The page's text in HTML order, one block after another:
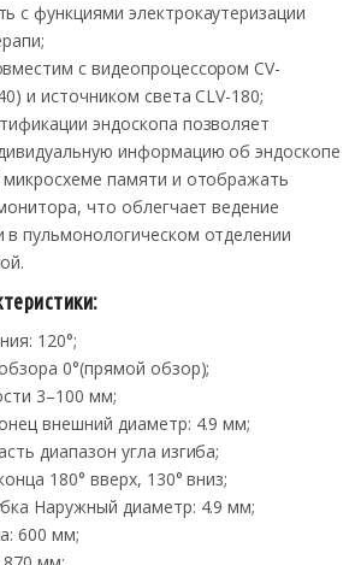
с функциями электрокаутеризации
с видеопроцессором CV-
и источником света CLV-180;
эндоскопа позволяет
информацию об эндоскопе
микросхеме памяти и отображать
что облегчает ведение
в пульмонологическом отделении
120°;
0°(прямой обзор);
3–100 мм;
внешний диаметр: 4.9 мм;
диапазон угла изгиба;
180° вверх, 130° вниз;
Наружный диаметр: 4.9 мм;
600 мм;